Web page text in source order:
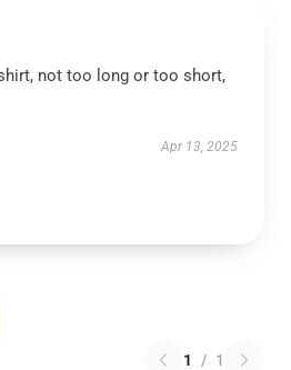
not too long or too short,
Apr 13, 2025
1 / 1